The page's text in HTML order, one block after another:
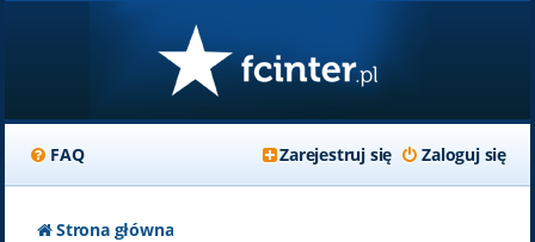
FAQ Zaloguj się
Zarejestruj się
Strona główna